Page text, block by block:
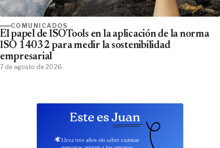
COMUNICADOS
El papel de ISOTools en la aplicación de la norma
ISO 14032 para medir la sostenibilidad
empresarial
7 de agosto de 2026